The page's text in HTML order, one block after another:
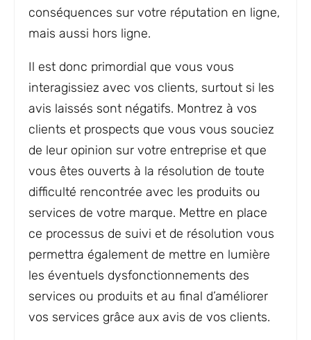
conséquences sur votre réputation en ligne,
mais aussi hors ligne.
Il est donc primordial que vous vous
interagissiez avec vos clients, surtout si les
avis laissés sont négatifs. Montrez à vos
clients et prospects que vous vous souciez
de leur opinion sur votre entreprise et que
vous êtes ouverts à la résolution de toute
difficulté rencontrée avec les produits ou
services de votre marque. Mettre en place
ce processus de suivi et de résolution vous
permettra également de mettre en lumière
les éventuels dysfonctionnements des
services ou produits et au final d’améliorer
vos services grâce aux avis de vos clients.